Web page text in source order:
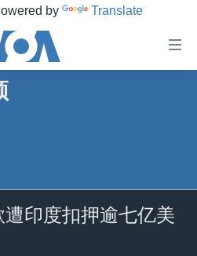
by Translate
印度扣押逾七亿美